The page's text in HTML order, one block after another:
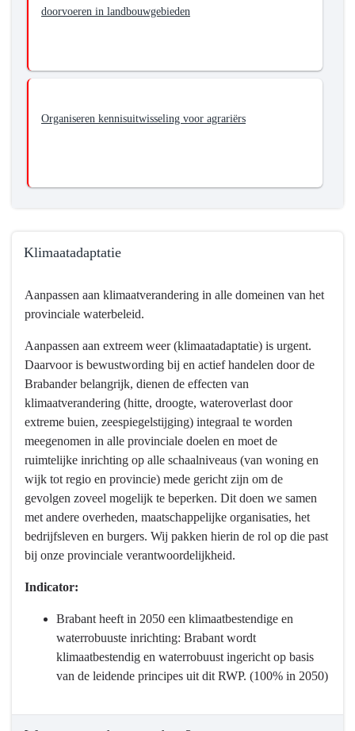
doorvoeren in landbouwgebieden
Organiseren kennisuitwisseling voor agrariërs
Klimaatadaptatie
naar
navigatie
Programma
Water
bereiken?
Aanpassen aan klimaatverandering in alle domeinen van het
provinciale waterbeleid.
Aanpassen aan extreem weer (klimaatadaptatie) is urgent.
Daarvoor is bewustwording bij en actief handelen door de
Brabander belangrijk, dienen de effecten van
klimaatverandering (hitte, droogte, wateroverlast door
extreme buien, zeespiegelstijging) integraal te worden
meegenomen in alle provinciale doelen en moet de
ruimtelijke inrichting op alle schaalniveaus (van woning en
wijk tot regio en provincie) mede gericht zijn om de
gevolgen zoveel mogelijk te beperken. Dit doen we samen
met andere overheden, maatschappelijke organisaties, het
bedrijfsleven en burgers. Wij pakken hierin de rol op die past
bij onze provinciale verantwoordelijkheid.
Indicator:
Brabant heeft in 2050 een klimaatbestendige en
waterrobuuste inrichting: Brabant wordt
klimaatbestendig en waterrobuust ingericht op basis
van de leidende principes uit dit RWP. (100% in 2050)